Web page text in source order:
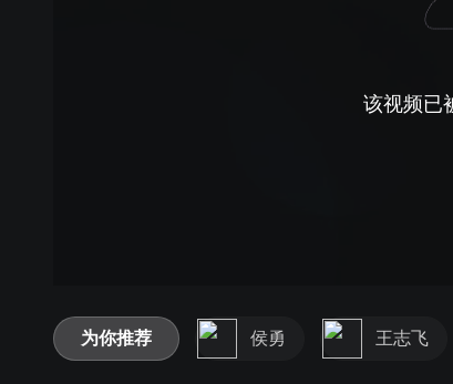
该视频已
为你推荐 侯勇 王志飞